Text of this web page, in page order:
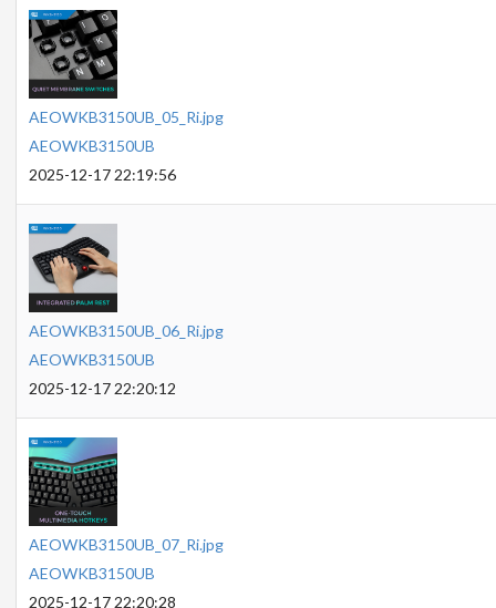
AEOWKB3150UB_05_Ri.jpg
AEOWKB3150UB
2025-12-17 22:19:56
AEOWKB3150UB_06_Ri.jpg
AEOWKB3150UB
2025-12-17 22:20:12
AEOWKB3150UB_07_Ri.jpg
AEOWKB3150UB
2025-12-17 22:20:28